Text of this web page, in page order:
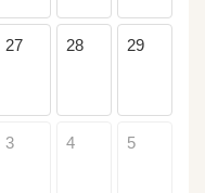
27 28 29
3 4 5